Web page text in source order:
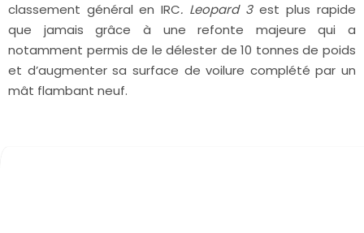
classement général en IRC. Leopard 3est plus rapide
que jamais grâce à une refonte majeure qui a
notamment permis de le délester de 10 tonnes de poids
et d’augmenter sa surface de voilure complété par un
mât flambant neuf.